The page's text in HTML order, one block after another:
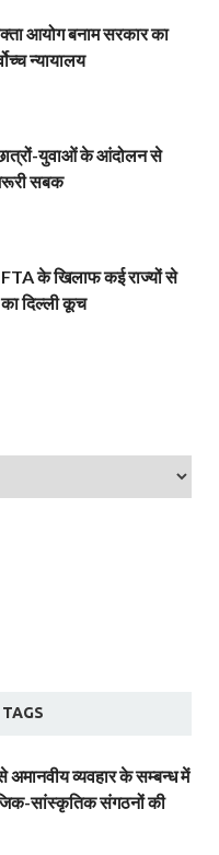
आयोग बनाम सरकार का
न्यायालय
युवाओं के आंदोलन से
सबक
के खिलाफ कई राज्यों से
का दिल्ली कूच
TAGS
अमानवीय व्यवहार के सम्बन्ध में
सांस्कृतिक संगठनों की